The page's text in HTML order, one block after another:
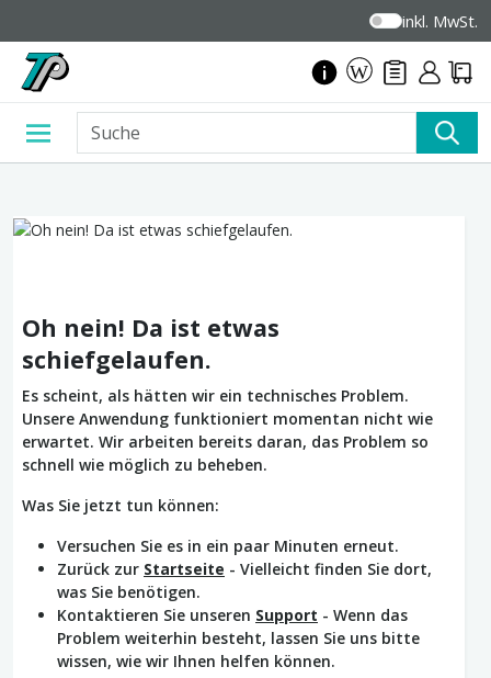
inkl. MwSt.
Oh nein! Da ist etwas
schiefgelaufen.
Es scheint, als hätten wir ein technisches Problem.
Unsere Anwendung funktioniert momentan nicht wie
erwartet. Wir arbeiten bereits daran, das Problem so
schnell wie möglich zu beheben.
Was Sie jetzt tun können:
Versuchen Sie es in ein paar Minuten erneut.
Zurück zur Startseite - Vielleicht finden Sie dort,
was Sie benötigen.
Kontaktieren Sie unseren Support - Wenn das
Problem weiterhin besteht, lassen Sie uns bitte
wissen, wie wir Ihnen helfen können.